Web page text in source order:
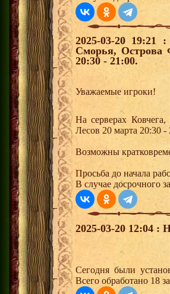
2025-03-20 19:21
Сморья, Острова
20:30 - 21:00.
Уважаемые игроки!
На серверах
Лесов 20 марта 20:30 -
Возможны
Просьба до начала
В случае досрочного
2025-03-20 12:04 :
Сегодня были
Всего обработано 18